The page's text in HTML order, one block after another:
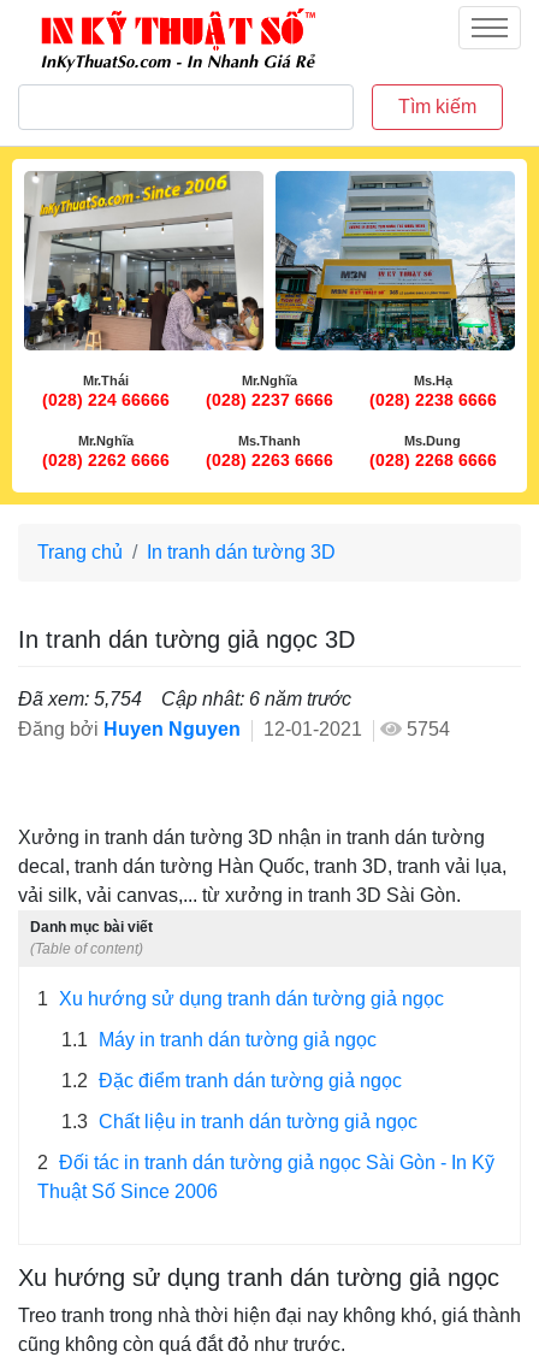
inkythuatso.com
Menu
Tìm kiếm
Mr.Thái
(028) 224 66666
Mr.Nghĩa
(028) 2237 6666
Ms.Hạ
(028) 2238 6666
Mr.Nghĩa
(028) 2262 6666
Ms.Thanh
(028) 2263 6666
Ms.Dung
(028) 2268 6666
Trang chủ In tranh dán tường 3D
In tranh dán tường giả ngọc 3D
Đã xem: 5,754
Cập nhât: 6 năm trước
Đăng bởi Huyen Nguyen 12-01-2021 5754
Xưởng in tranh dán tường 3D nhận in tranh dán tường
decal, tranh dán tường Hàn Quốc, tranh 3D, tranh vải lụa,
vải silk, vải canvas,... từ xưởng in tranh 3D Sài Gòn.
Danh mục bài viết
(Table of content)
1 Xu hướng sử dụng tranh dán tường giả ngọc
1.1
Máy in tranh dán tường giả ngọc
1.2 Đặc điểm tranh dán tường giả ngọc
1.3 Chất liệu in tranh dán tường giả ngọc
2 Đối tác in tranh dán tường giả ngọc Sài Gòn - In Kỹ
Thuật Số Since 2006
Xu hướng sử dụng tranh dán tường giả ngọc
Treo tranh trong nhà thời hiện đại nay không khó, giá thành
cũng không còn quá đắt đỏ như trước.